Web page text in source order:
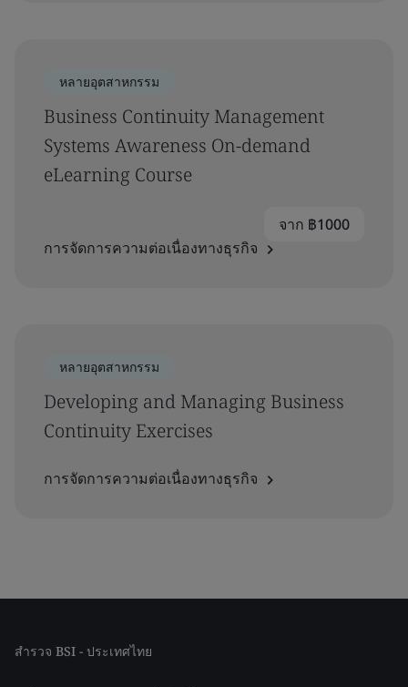
หลายอุตสาหกรรม
Business Continuity Management
Systems Awareness On-demand
eLearning Course
การจัดการความต่อเนื่องทางธุรกิจ
จาก ฿1000
หลายอุตสาหกรรม
Developing and Managing Business
Continuity Exercises
การจัดการความต่อเนื่องทางธุรกิจ
สำรวจ BSI - ประเทศไทย